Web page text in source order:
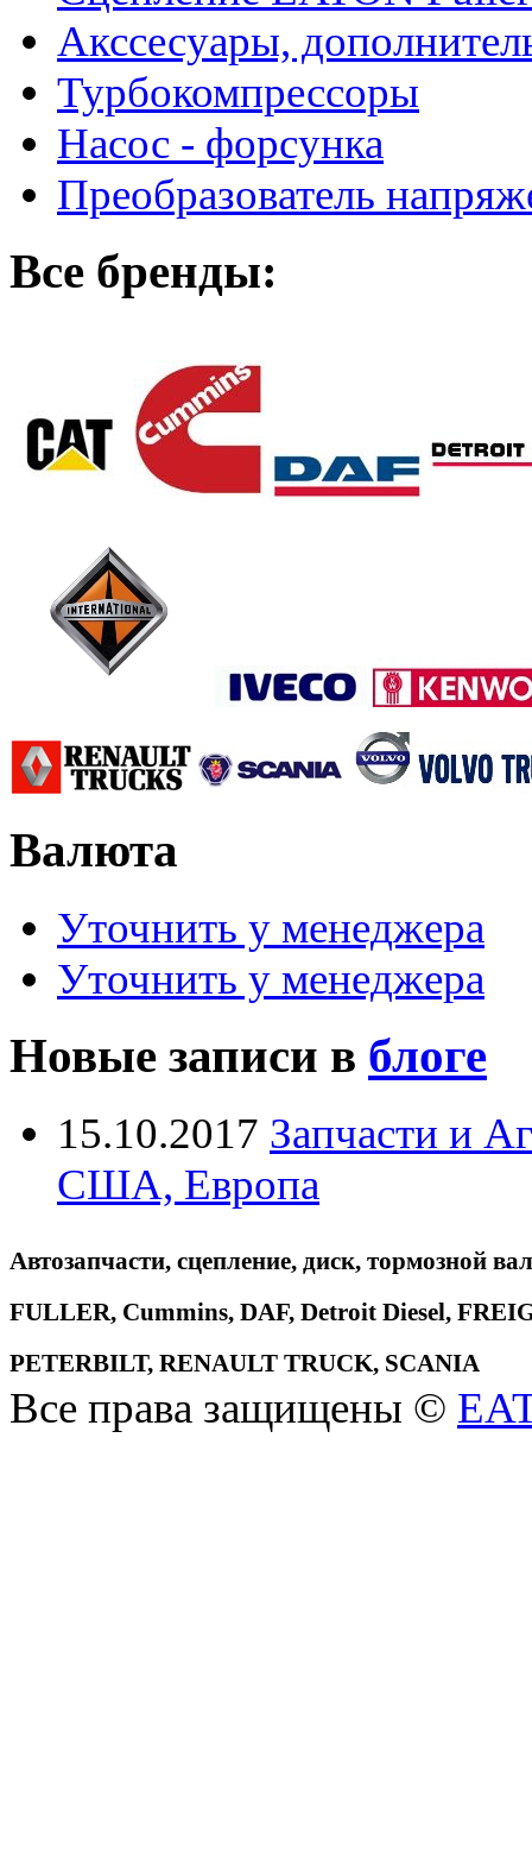
Акссесуары,
Турбокомпрессоры
Насос - форсунка
Преобразователь
Все бренды:
Валюта
Уточнить у менеджера
Уточнить у менеджера
Новые записи в блоге
15.10.2017 Запчасти и
США, Европа
Автозапчасти, сцепление, диск, тормозной
FULLER, Cummins, DAF, Detroit Diesel,
PETERBILT, RENAULT TRUCK, SCANIA
Все права защищены ©